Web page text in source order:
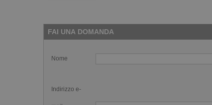
Pezzo di sopra e pezzo di sotto di
Per favorire la scelta corretta ti diamo anche
Acquista la taglia che desideri e se vuoi una
Ricorda che il modo migliore per misurare la
FAI UNA DOMANDA
Nome
Indirizzo e-